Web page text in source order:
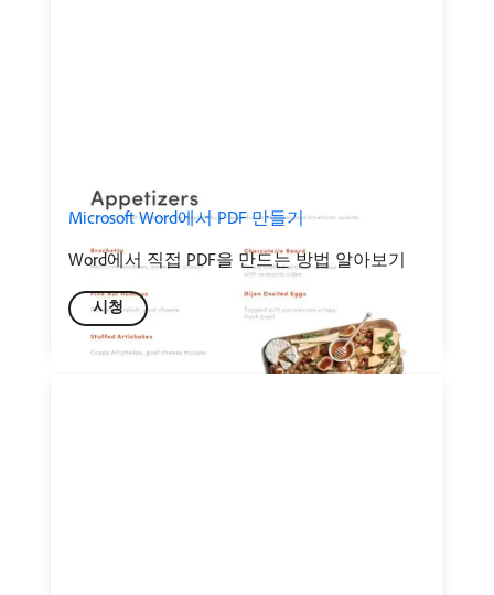
Microsoft Word에서 PDF 만들기
Word에서 직접 PDF을 만드는 방법 알아보기
시청